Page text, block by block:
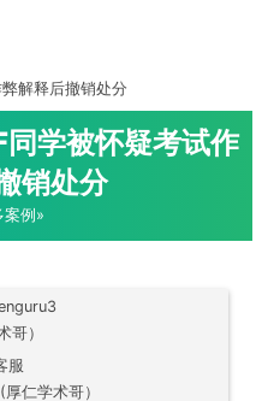
解释后撤销处分
学被怀疑考试作
销处分
案例»
服
仁学术哥）